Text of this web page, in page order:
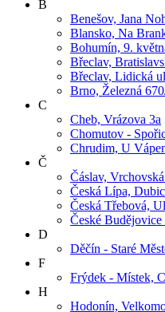
B
Benešov, Jana
Blansko, Na
Bohumín, 9.
Břeclav,
Břeclav, Lidická
Brno, Železná
C
Cheb, Vrázova 3a
Chomutov -
Chrudim, U
Č
Čáslav,
Česká Lípa,
Česká Třebová,
České
D
Děčín - Staré
F
Frýdek - Místek,
H
Hodonín,